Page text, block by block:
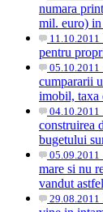
numara
mil. euro) in
11.10.2011
pentru
05.10.2011
cumpararii
imobil, taxa
04.10.2011
construirea
bugetului
05.09.2011
mare si nu
vandut
29.08.2011